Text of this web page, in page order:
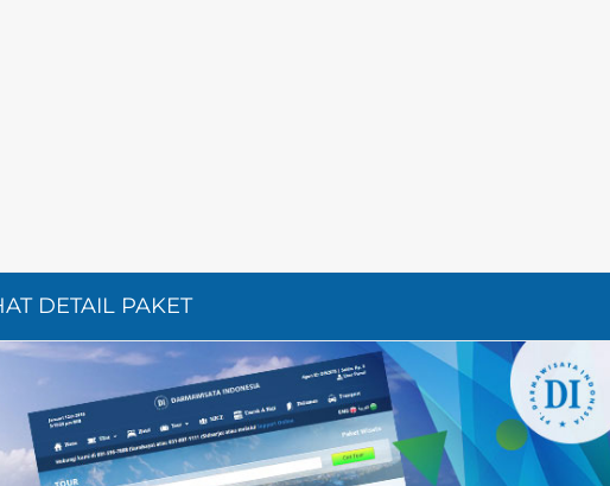
DETAIL PAKET